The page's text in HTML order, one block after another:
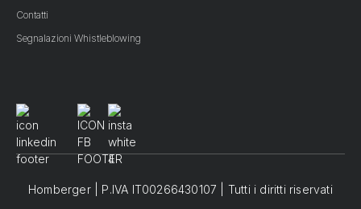
Contatti
Segnalazioni Whistleblowing
Homberger | P.IVA IT00266430107 | Tutti i diritti riservati